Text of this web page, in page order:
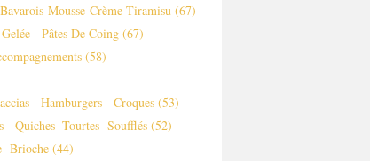
Mousse-Crème-Tiramisu (67)
- Pâtes De Coing (67)
(58)
- Hamburgers - Croques (53)
- Quiches -tourtes -soufflés (52)
-brioche (44)